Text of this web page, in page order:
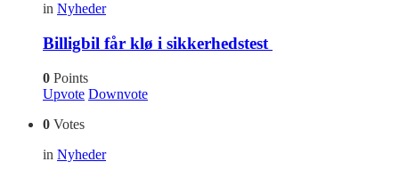
in Nyheder
Billigbil får klø i sikkerhedstest
0 Points
Upvote Downvote
0 Votes
in Nyheder